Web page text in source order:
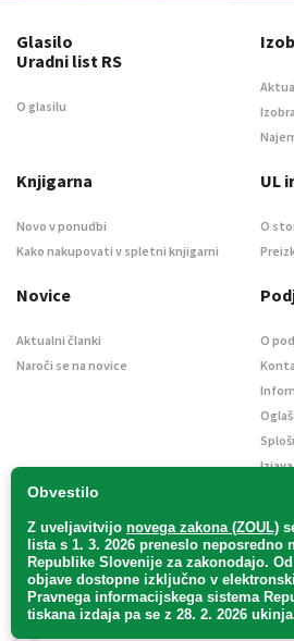
Obvestilo
Z uveljavitvijo novega zakona (ZOUL)
lista s 1. 3. 2026 preneslo neposredno
Republike Slovenije za zakonodajo.
objave dostopne izključno v
Pravnega informacijskega sistema
tiskana izdaja pa se z 28. 2. 2026
Glasilo
Uradni list RS
O glasilu
Knjigarna
Novo v ponudbi
Kako nakupovati v spletni knjigarni
UL
O
Novice
Aktualni članki
Naroči se na novice
O
Uradni list d. o. o. – v likvidaciji / Vse pravice